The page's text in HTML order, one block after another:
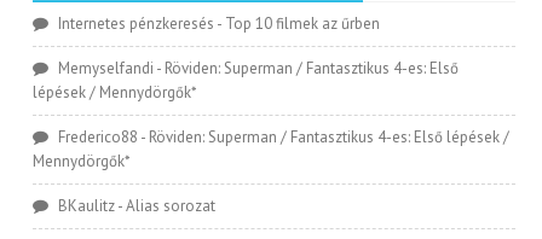
Internetes pénzkeresés - Top 10 filmek az űrben
Memyselfandi - Röviden: Superman / Fantasztikus 4-es: Első
lépések / Mennydörgők*
Frederico88 - Röviden: Superman / Fantasztikus 4-es: Első lépések /
Mennydörgők*
BKaulitz-Alias sorozat